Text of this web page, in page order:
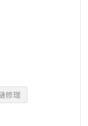
修理